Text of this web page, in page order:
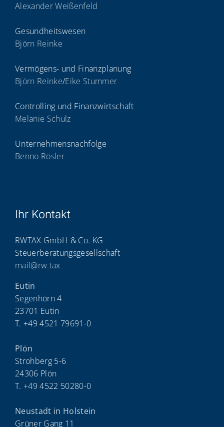
Alexander Weißenfeld
Gesundheitswesen
Björn Reinke
Vermögens- und Finanzplanung
Björn Reinke/Eike Stummer
Controlling und Finanzwirtschaft
Melanie Schulz
Unternehmensnachfolge
Benno Rösler
Ihr Kon­takt
RWTAX GmbH & Co. KG
Steuerberatungsgesellschaft
mail@rw.tax
Eutin
Segenhörn 4
23701 Eutin
T. +49 4521 79691-0
Plön
Strohberg 5-6
24306 Plön
T. +49 4522 50280-0
Neustadt in Holstein
Grüner Gang 11